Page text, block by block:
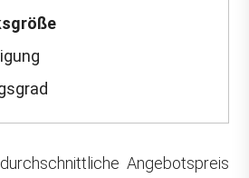
Angebotspreis